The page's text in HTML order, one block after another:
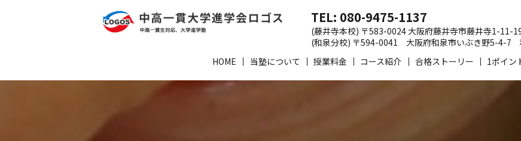
HOME 当塾について 授業料金 コース紹介 合格ストーリー 1ポイン
TEL: 080-9475-1137
(藤井寺本校) 〒583-0024 大阪府藤井寺市藤井寺1-11-
(和泉分校) 〒594-0041 大阪府和泉市いぶき野5-4-7